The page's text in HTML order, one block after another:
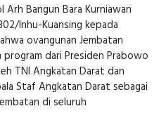
Bangun Bara Kurniawan
Inhu-Kuansing kepada
ovangunan Jembatan
dari Presiden Prabowo
TNI Angkatan Darat dan
Staf Angkatan Darat sebagai
di seluruh